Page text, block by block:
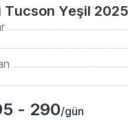
Tucson Yeşil 2025
- 290/gün